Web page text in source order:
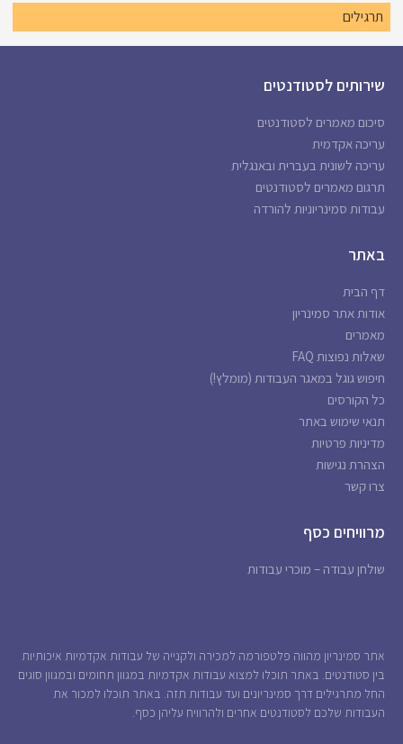
תרגילים
שירותים לסטודנטים
סיכום מאמרים לסטודנטים
עריכה אקדמית
עריכה לשונית בעברית ובאנגלית
תרגום מאמרים לסטודנטים
עבודות סמינריוניות להורדה
באתר
דף הבית
אודות אתר סמינריון
מאמרים
שאלות נפוצות FAQ
חיפוש גוגל במאגר העבודות (מומלץ!)
כל הקורסים
תנאי שימוש באתר
מדיניות פרטיות
הצהרת נגישות
צרו קשר
מרוויחים כסף
שולחן עבודה – מוכרי עבודות
אתר סמינריון מהווה פלטפורמה למכירה ולקנייה של עבודות אקדמיות איכותיות
בין סטודנטים. באתר תוכלו למצוא עבודות אקדמיות במגוון תחומים ובמגוון סוגים
החל מתרגילים דרך סמינריונים ועד עבודות תזה. באתר תוכלו למכור את
העבודות שלכם לסטודנטים אחרים ולהרוויח עליהן כסף.